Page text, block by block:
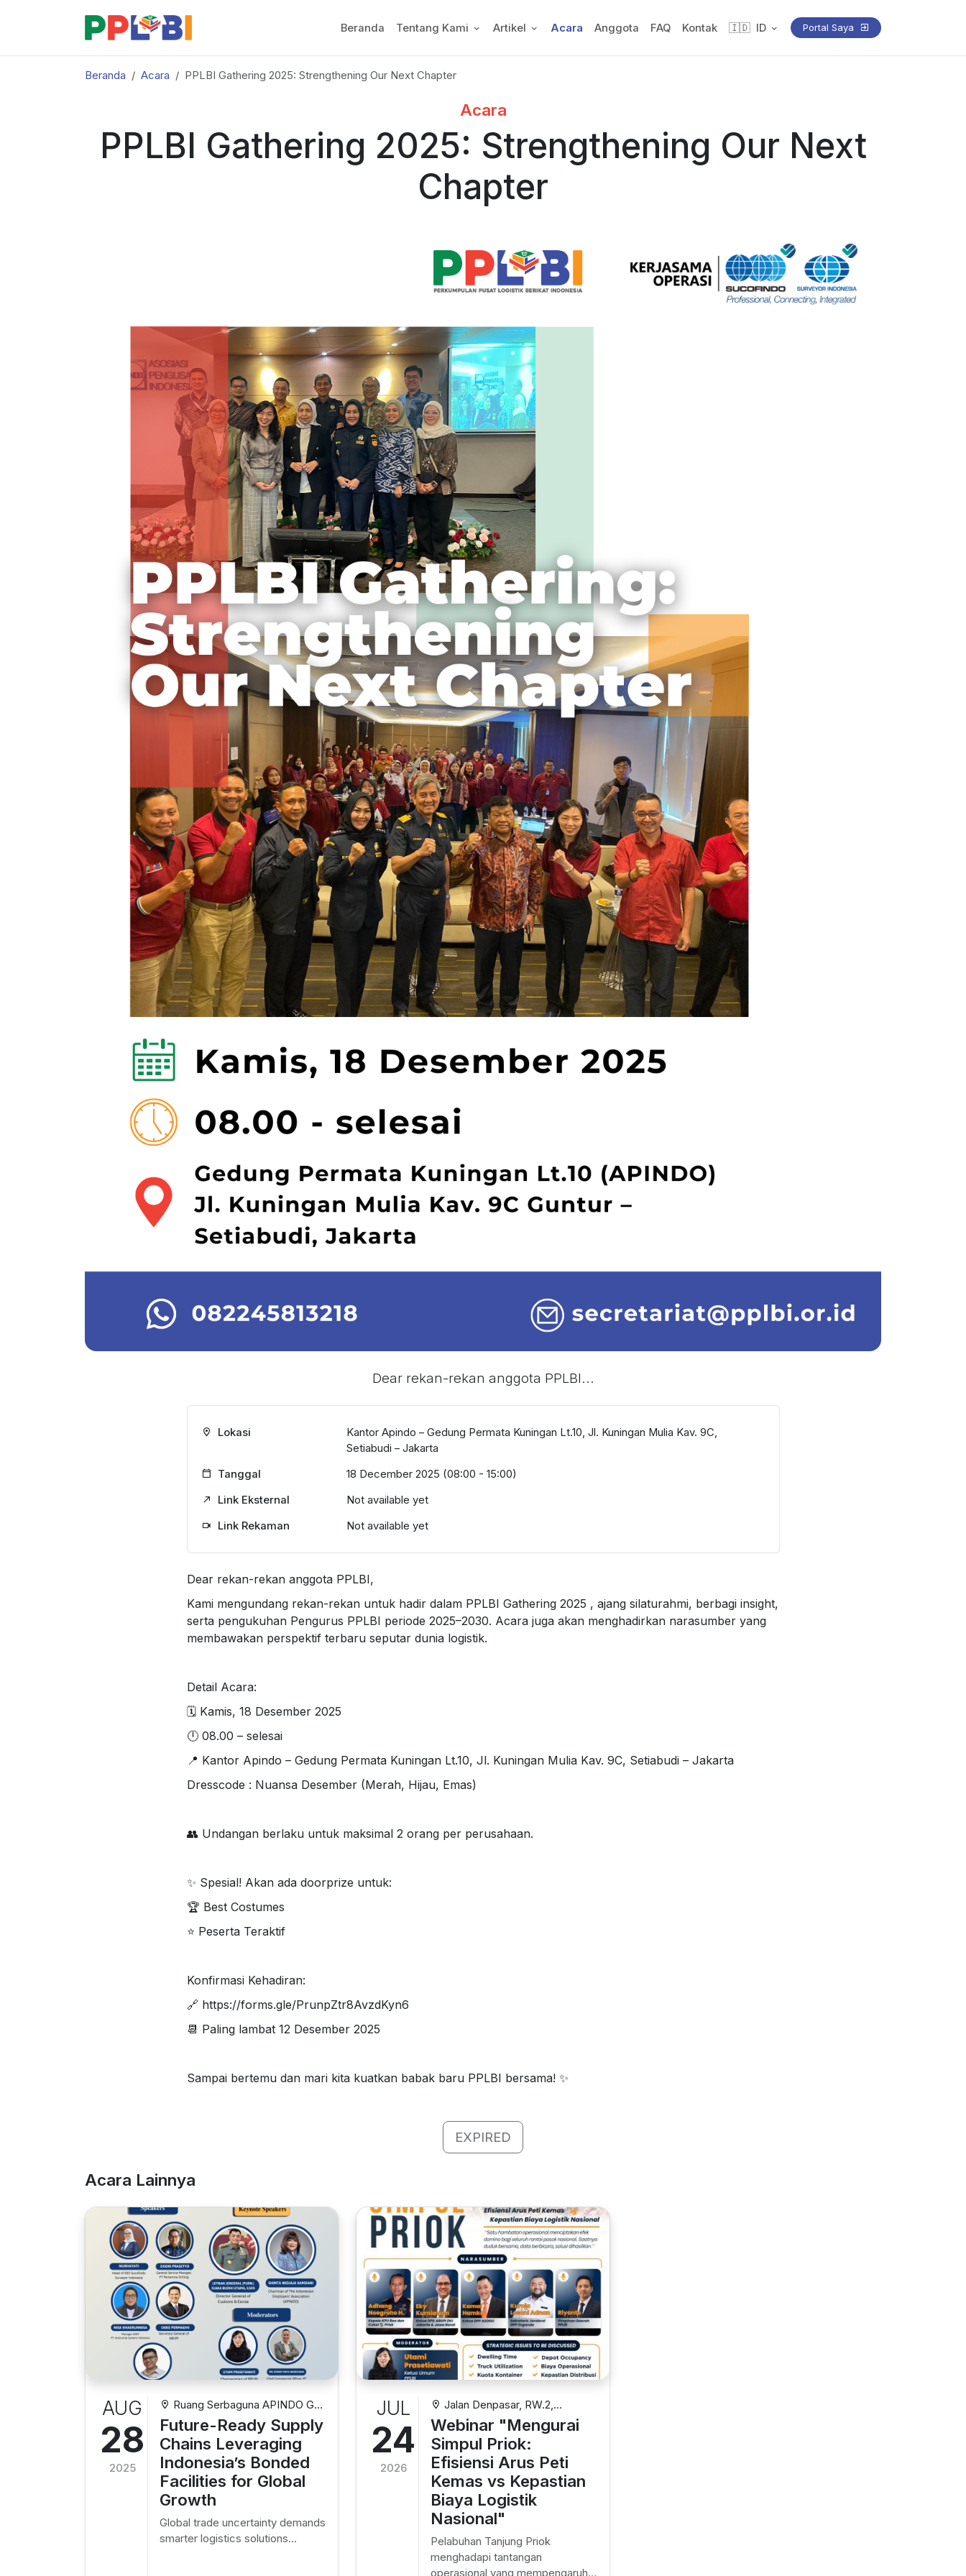
Beranda Tentang Kami Artikel Acara Anggota FAQ Kontak 🇮🇩 ID Portal Saya
Beranda Acara PPLBI Gathering 2025: Strengthening Our Next Chapter
Acara
PPLBI Gathering 2025: Strengthening Our Next
Chapter
Dear rekan-rekan anggota PPLBI...
Lokasi
Kantor Apindo – Gedung Permata Kuningan Lt.10, Jl. Kuningan Mulia Kav. 9C,
Setiabudi – Jakarta
Tanggal
18 December 2025 (08:00 - 15:00)
Link Eksternal
Not available yet
Link Rekaman
Not available yet
Dear rekan-rekan anggota PPLBI,
Kami mengundang rekan-rekan untuk hadir dalam PPLBI Gathering 2025 , ajang silaturahmi, berbagi insight,
serta pengukuhan Pengurus PPLBI periode 2025–2030. Acara juga akan menghadirkan narasumber yang
membawakan perspektif terbaru seputar dunia logistik.
Detail Acara:
🗓 Kamis, 18 Desember 2025
🕛 08.00 – selesai
📍 Kantor Apindo – Gedung Permata Kuningan Lt.10, Jl. Kuningan Mulia Kav. 9C, Setiabudi – Jakarta
Dresscode : Nuansa Desember (Merah, Hijau, Emas)
👥 Undangan berlaku untuk maksimal 2 orang per perusahaan.
✨ Spesial! Akan ada doorprize untuk:
🏆 Best Costumes
⭐ Peserta Teraktif
Konfirmasi Kehadiran:
🔗 https://forms.gle/PrunpZtr8AvzdKyn6
📆 Paling lambat 12 Desember 2025
Sampai bertemu dan mari kita kuatkan babak baru PPLBI bersama! ✨
EXPIRED
Acara Lainnya
AUG
28
2025
Ruang Serbaguna APINDO Gd.
Permata Kuningan Lt. 10 Jl.
Kuningan Mulia Kav. 9C, Setiabudi,
Jakarta Selatan
Future-Ready Supply
Chains Leveraging
Indonesia’s Bonded
Facilities for Global
Growth
Global trade uncertainty demands
smarter logistics solutions...
JUL
24
2026
Jalan Denpasar, RW.2,
Cilincing, North Jakarta City,
Jakarta, Indonesia
Webinar "Mengurai
Simpul Priok:
Efisiensi Arus Peti
Kemas vs Kepastian
Biaya Logistik
Nasional"
Pelabuhan Tanjung Priok
menghadapi tantangan
operasional yang mempengaruhi